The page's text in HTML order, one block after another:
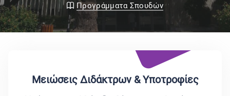
Προγράμματα Σπουδών
Μειώσεις Διδάκτρων & Υποτροφίες